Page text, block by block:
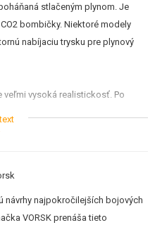
stlačeným plynom. Je
bombičky. Niektoré modely
nabíjaciu trysku pre plynový
veľmi vysoká realistickosť. Po
Pri každom výstrele dochádza
pomerne realistickú rozborku.
silikónovým olejom.
návrhy najpokročilejších bojových
VORSK prenáša tieto